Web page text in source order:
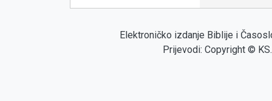
Elektroničko izdanje Biblije i
Prijevodi: Copyright ©